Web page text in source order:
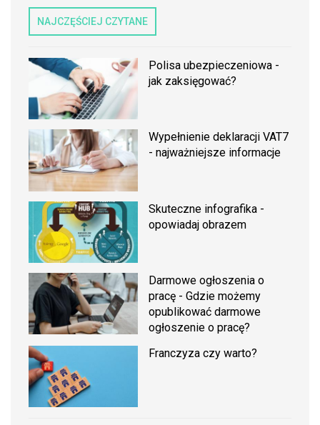
NAJCZĘŚCIEJ CZYTANE
Polisa ubezpieczeniowa -
jak zaksięgować?
Wypełnienie deklaracji VAT7
- najważniejsze informacje
Skuteczne infografika -
opowiadaj obrazem
Darmowe ogłoszenia o
pracę - Gdzie możemy
opublikować darmowe
ogłoszenie o pracę?
Franczyza czy warto?